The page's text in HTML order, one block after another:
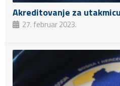
Akreditovanje za
27. februar 2023.